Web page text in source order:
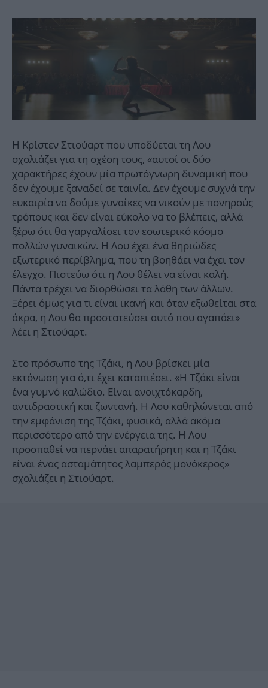
Η Κρίστεν Στιούαρτ που υποδύεται τη Λου
σχολιάζει για τη σχέση τους, «αυτοί οι δύο
χαρακτήρες έχουν μία πρωτόγνωρη δυναμική που
δεν έχουμε ξαναδεί σε ταινία. Δεν έχουμε συχνά την
ευκαιρία να δούμε γυναίκες να νικούν με πονηρούς
τρόπους και δεν είναι εύκολο να το βλέπεις, αλλά
ξέρω ότι θα γαργαλίσει τον εσωτερικό κόσμο
πολλών γυναικών. Η Λου έχει ένα θηριώδες
εξωτερικό περίβλημα, που τη βοηθάει να έχει τον
έλεγχο. Πιστεύω ότι η Λου θέλει να είναι καλή.
Πάντα τρέχει να διορθώσει τα λάθη των άλλων.
Ξέρει όμως για τι είναι ικανή και όταν εξωθείται στα
άκρα, η Λου θα προστατεύσει αυτό που αγαπάει»
λέει η Στιούαρτ.
Στο πρόσωπο της Τζάκι, η Λου βρίσκει μία
εκτόνωση για ό,τι έχει καταπιέσει. «Η Τζάκι είναι
ένα γυμνό καλώδιο. Είναι ανοιχτόκαρδη,
αντιδραστική και ζωντανή. Η Λου καθηλώνεται από
την εμφάνιση της Τζάκι, φυσικά, αλλά ακόμα
περισσότερο από την ενέργεια της. Η Λου
προσπαθεί να περνάει απαρατήρητη και η Τζάκι
είναι ένας ασταμάτητος λαμπερός μονόκερος»
σχολιάζει η Στιούαρτ.